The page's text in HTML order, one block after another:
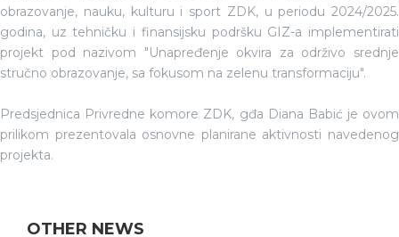
obrazovanje, nauku, kulturu i sport ZDK, u periodu 2024/2025.
godina, uz tehničku i finansijsku podršku GIZ-a implementirati
projekt pod nazivom "Unapređenje okvira za održivo srednje
stručno obrazovanje, sa fokusom na zelenu transformaciju".
Predsjednica Privredne komore ZDK, gđa Diana Babić je ovom
prilikom prezentovala osnovne planirane aktivnosti navedenog
projekta.
OTHER NEWS